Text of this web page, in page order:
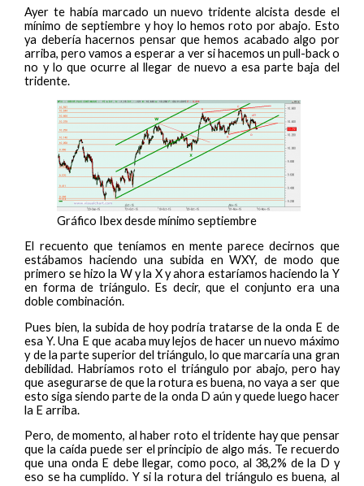
Ayer te había marcado un nuevo tridente alcista desde el
mínimo de septiembre y hoy lo hemos roto por abajo. Esto
ya debería hacernos pensar que hemos acabado algo por
arriba, pero vamos a esperar a ver si hacemos un pull-back o
no y lo que ocurre al llegar de nuevo a esa parte baja del
tridente.
Gráfico Ibex desde mínimo septiembre
El recuento que teníamos en mente parece decirnos que
estábamos haciendo una subida en WXY, de modo que
primero se hizo la W y la X y ahora estaríamos haciendo la Y
en forma de triángulo. Es decir, que el conjunto era una
doble combinación.
Pues bien, la subida de hoy podría tratarse de la onda E de
esa Y. Una E que acaba muy lejos de hacer un nuevo máximo
y de la parte superior del triángulo, lo que marcaría una gran
debilidad. Habríamos roto el triángulo por abajo, pero hay
que asegurarse de que la rotura es buena, no vaya a ser que
esto siga siendo parte de la onda D aún y quede luego hacer
la E arriba.
Pero, de momento, al haber roto el tridente hay que pensar
que la caída puede ser el principio de algo más. Te recuerdo
que una onda E debe llegar, como poco, al 38,2% de la D y
eso se ha cumplido. Y si la rotura del triángulo es buena, al